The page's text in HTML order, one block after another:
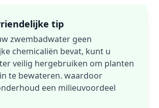
tip
zwembadwater geen
chemicaliën bevat, kunt u
veilig hergebruiken om planten
te bewateren. waardoor
een milieuvoordeel